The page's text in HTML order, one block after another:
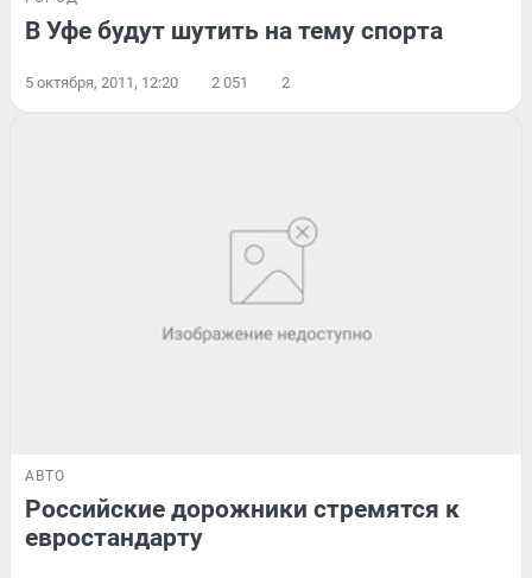
В Уфе будут шутить на тему спорта
5 октября, 2011, 12:20 2 051 2
АВТО
Российские дорожники стремятся к
евростандарту